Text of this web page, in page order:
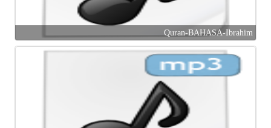
Quran-BAHASA-Ibrahim